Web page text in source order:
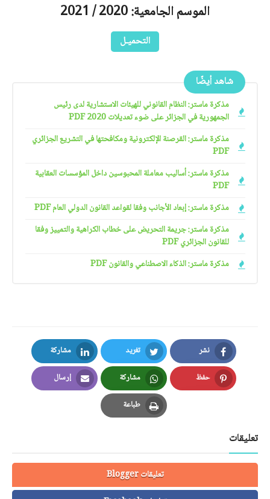
الموسم الجامعية: 2020 / 2021
التحميـل
شاهد أيضًا
مذكرة ماستر: النظام القانوني للهيئات الاستشارية لدى رئيس
الجمهورية في الجزائر على ضوء تعديلات 2020 PDF
مذكرة ماستر: القرصنة الإلكترونية ومكافحتها في التشريع الجزائري
PDF
مذكرة ماستر: أساليب معاملة المحبوسين داخل المؤسسات العقابية
PDF
مذكرة ماستر: إبعاد الأجانب وفقا لقواعد القانون الدولي العام PDF
مذكرة ماستر: جريمة التحريض على خطاب الكراهية والتمييز وفقا
للقانون الجزائري PDF
مذكرة ماستر: الذكاء الاصطناعي والقانون PDF
نشر
Facebook
تغريد
Twitter
مشاركة
LinkedIn
حفظ
Pinterest
مشاركة
Whatsapp
إرسال
Email
طباعة
Print
تعليقات
تعليقات Blogger